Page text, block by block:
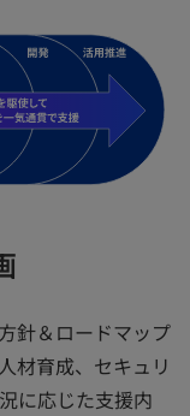
針＆ロードマップ
材育成、セキュリ
に応じた支援内